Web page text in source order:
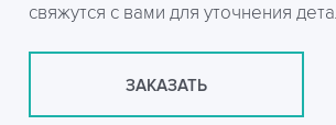
свяжутся с вами для уточнения
ЗАКАЗАТЬ